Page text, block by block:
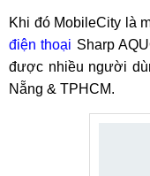
Khi đó MobileCity là
điện thoại Sharp
được nhiều người
Nẵng & TPHCM.